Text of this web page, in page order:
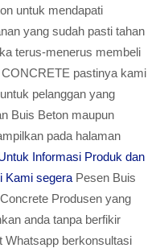
untuk mendapati
yang sudah pasti tahan
terus-menerus membeli
pastinya kami
pelanggan yang
Buis Beton maupun
pada halaman
Informasi Produk dan
Kami segera Pesen Buis
Produsen yang
anda tanpa berfikir
Whatsapp berkonsultasi